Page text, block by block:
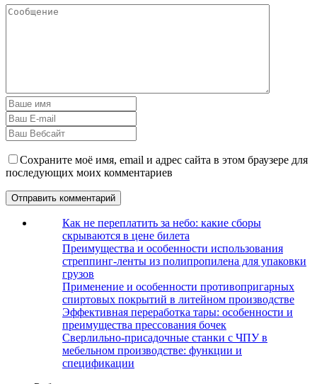
Сохраните моё имя, email и адрес сайта в этом браузере для
последующих моих комментариев
Как не переплатить за небо: какие сборы
скрываются в цене билета
Преимущества и особенности использования
стреппинг-ленты из полипропилена для упаковки
грузов
Применение и особенности противопригарных
спиртовых покрытий в литейном производстве
Эффективная переработка тары: особенности и
преимущества прессования бочек
Сверлильно-присадочные станки с ЧПУ в
мебельном производстве: функции и
спецификации